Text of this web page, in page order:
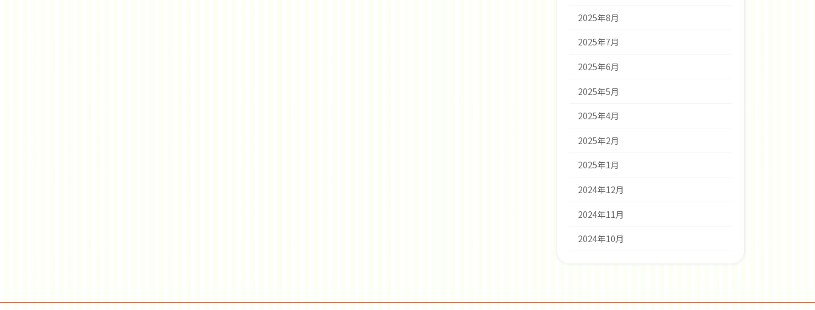
2025年8月
2025年7月
2025年6月
2025年5月
2025年4月
2025年2月
2025年1月
2024年12月
2024年11月
2024年10月